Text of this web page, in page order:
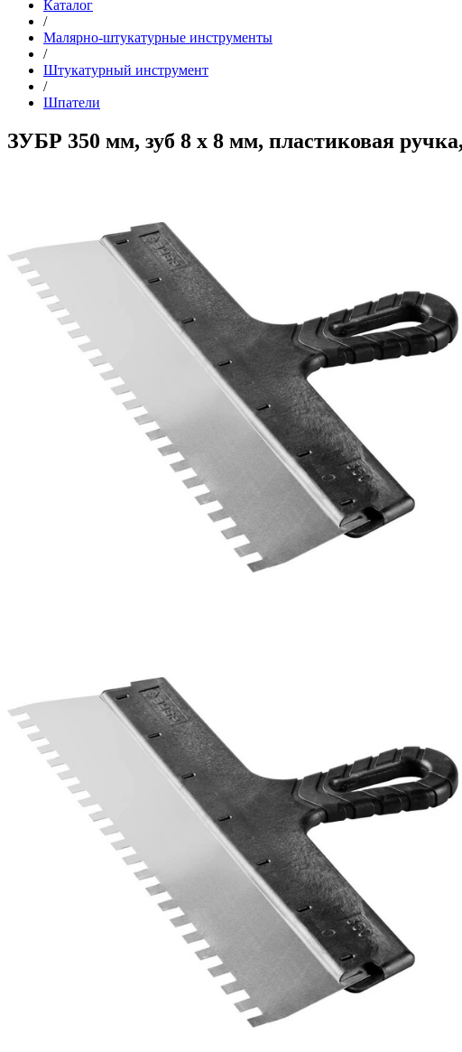
Каталог
/
Малярно-штукатурные инструменты
/
Штукатурный инструмент
/
Шпатели
ЗУБР 350 мм, зуб 8 х 8 мм, пластиковая